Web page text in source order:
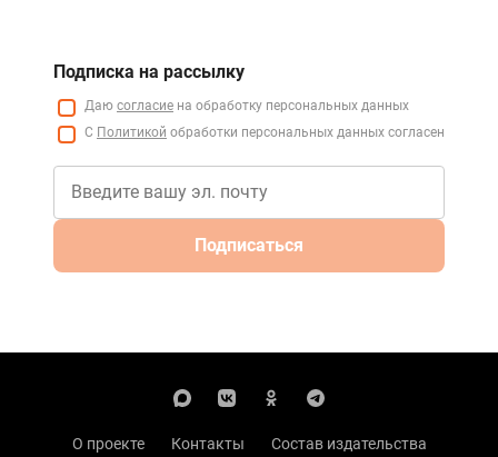
Подписка на рассылку
Даю согласие на обработку персональных данных
С Политикой обработки персональных данных согласен
Подписаться
О проекте Контакты
Состав издательства